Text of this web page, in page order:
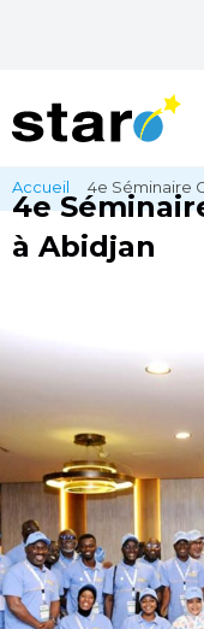
Skip
to
main
content
Breadcrumb
Accueil 4e Séminaire
4e
à Abidjan